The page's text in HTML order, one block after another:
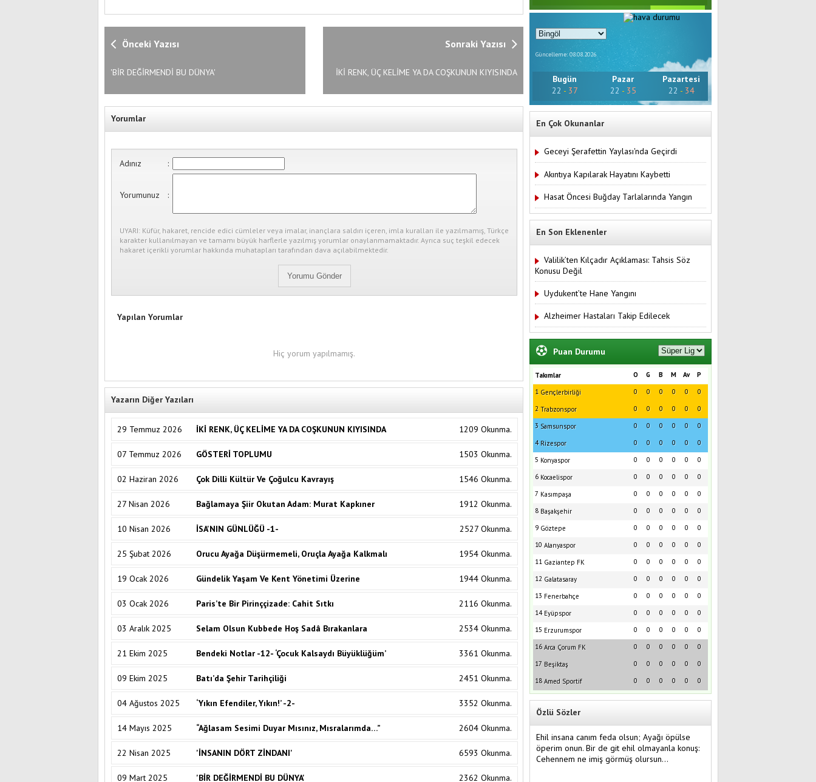
Önceki Yazısı
'BİR DEĞİRMENDİ BU DÜNYA'
Sonraki Yazısı
İKİ RENK, ÜÇ KELİME YA DA COŞKUNUN KIYISINDA
Yorumlar
Adınız :
Yorumunuz :
UYARI: Küfür, hakaret, rencide edici cümleler veya imalar, inançlara saldırı içeren, imla kuralları ile yazılmamış, Türkçe
karakter kullanılmayan ve tamamı büyük harflerle yazılmış yorumlar onaylanmamaktadır. Ayrıca suç teşkil edecek
hakaret içerikli yorumlar hakkında muhatapları tarafından dava açılabilmektedir.
Yapılan Yorumlar
Hiç yorum yapılmamış.
Yazarın Diğer Yazıları
29 Temmuz 2026 İKİ RENK, ÜÇ KELİME YA DA COŞKUNUN KIYISINDA 1209 Okunma.
07 Temmuz 2026 GÖSTERİ TOPLUMU 1503 Okunma.
02 Haziran 2026 Çok Dilli Kültür Ve Çoğulcu Kavrayış 1546 Okunma.
27 Nisan 2026 Bağlamaya Şiir Okutan Adam: Murat Kapkıner 1912 Okunma.
10 Nisan 2026 İSA'NIN GÜNLÜĞÜ -1- 2527 Okunma.
25 Şubat 2026 Orucu Ayağa Düşürmemeli, Oruçla Ayağa Kalkmalı 1954 Okunma.
19 Ocak 2026 Gündelik Yaşam Ve Kent Yönetimi Üzerine 1944 Okunma.
03 Ocak 2026 Paris’te Bir Pirinççizade: Cahit Sıtkı 2116 Okunma.
03 Aralık 2025 Selam Olsun Kubbede Hoş Sadâ Bırakanlara 2534 Okunma.
21 Ekim 2025 Bendeki Notlar -12- ‘Çocuk Kalsaydı Büyüklüğüm’ 3361 Okunma.
09 Ekim 2025 Batı’da Şehir Tarihçiliği 2451 Okunma.
04 Ağustos 2025 ‘Yıkın Efendiler, Yıkın!’ -2- 3352 Okunma.
14 Mayıs 2025 “Ağlasam Sesimi Duyar Mısınız, Mısralarımda…” 2604 Okunma.
22 Nisan 2025 'İNSANIN DÖRT ZİNDANI' 6593 Okunma.
09 Mart 2025 'BİR DEĞİRMENDİ BU DÜNYA' 2362 Okunma.
Güncelleme: 08.08.2026
Bugün
22 - 37
Pazar
22 - 35
Pazartesi
22 - 34
En Çok Okunanlar
Geceyi Şerafettin Yaylası'nda Geçirdi
Akıntıya Kapılarak Hayatını Kaybetti
Hasat Öncesi Buğday Tarlalarında Yangın
En Son Eklenenler
Valilik’ten Kılçadır Açıklaması: Tahsis Söz
Konusu Değil
Uydukent’te Hane Yangını
Alzheimer Hastaları Takip Edilecek
Puan Durumu
Takımlar P
Av
M
B
G
O
1 Gençlerbirliği 0
0
0
0
0
0
2 Trabzonspor 0
0
0
0
0
0
3 Samsunspor 0
0
0
0
0
0
4 Rizespor 0
0
0
0
0
0
5 Konyaspor 0
0
0
0
0
0
6 Kocaelispor 0
0
0
0
0
0
7 Kasımpaşa 0
0
0
0
0
0
8 Başakşehir 0
0
0
0
0
0
9 Göztepe 0
0
0
0
0
0
10 Alanyaspor 0
0
0
0
0
0
11 Gaziantep FK 0
0
0
0
0
0
12 Galatasaray 0
0
0
0
0
0
13 Fenerbahçe 0
0
0
0
0
0
14 Eyüpspor 0
0
0
0
0
0
15 Erzurumspor 0
0
0
0
0
0
16 Arca Çorum FK 0
0
0
0
0
0
17 Beşiktaş 0
0
0
0
0
0
18 Amed Sportif 0
0
0
0
0
0
Özlü Sözler
Ehil insana canım feda olsun; Ayağı öpülse
öperim onun. Bir de git ehil olmayanla konuş:
Cehennem ne imiş görmüş olursun…